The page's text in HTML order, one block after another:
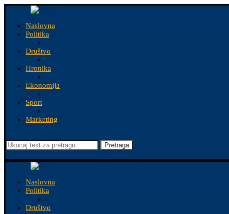
Naslovna
Politika
Društvo
Hronika
Ekonomija
Sport
Marketing
Pretraga
Naslovna
Politika
Društvo